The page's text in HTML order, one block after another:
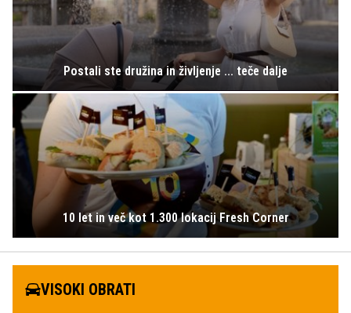
Postali ste družina in življenje ... teče dalje
10 let in več kot 1.300 lokacij Fresh Corner
VISOKI OBRATI